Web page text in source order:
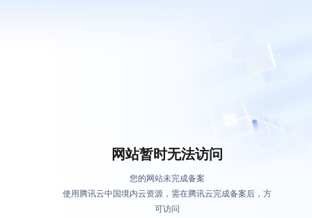
网站暂时无法访问
您的网站未完成备案
使用腾讯云中国境内云资源，需在腾讯云完成备案后，方
可访问